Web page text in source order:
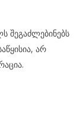
შეგაძლებინებს
არ